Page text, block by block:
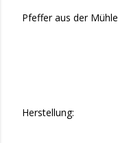
Pfeffer aus der Mühle
Herstellung: